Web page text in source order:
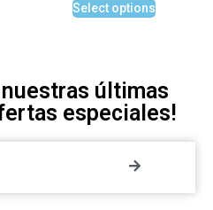
Select options
últimas
especiales!